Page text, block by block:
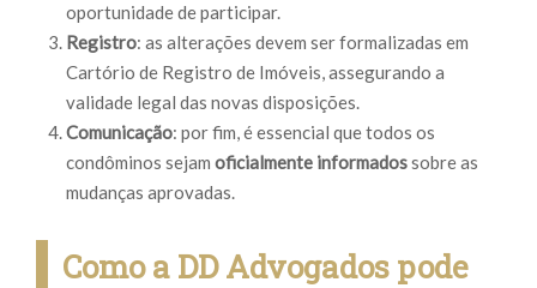
oportunidade de participar.
Registro: as alterações devem ser formalizadas em
Cartório de Registro de Imóveis, assegurando a
validade legal das novas disposições.
Comunicação: por fim, é essencial que todos os
condôminos sejam oficialmente informadossobre as
mudanças aprovadas.
Como a DD Advogados pode